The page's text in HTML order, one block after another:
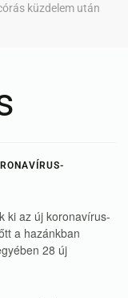
küzdelem után
ki az új koronavírus-
a hazánkban
28 új